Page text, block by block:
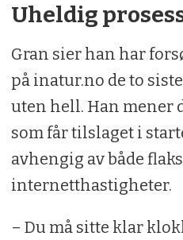
Uheldig
Gran sier han har
på inatur.no de to
uten hell. Han mener
som får tilslaget i
avhengig av både
internetthastigheter.
– Du må sitte klar